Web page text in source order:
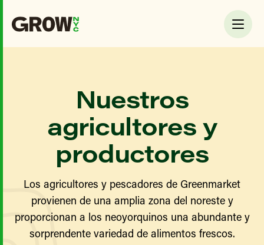
Nuestros
agricultores y
productores
Los agricultores y pescadores de Greenmarket
provienen de una amplia zona del noreste y
proporcionan a los neoyorquinos una abundante y
sorprendente variedad de alimentos frescos.